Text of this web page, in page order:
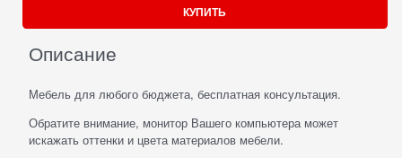
КУПИТЬ
Описание
Мебель для любого бюджета, бесплатная консультация.
Обратите внимание, монитор Вашего компьютера может
искажать оттенки и цвета материалов мебели.